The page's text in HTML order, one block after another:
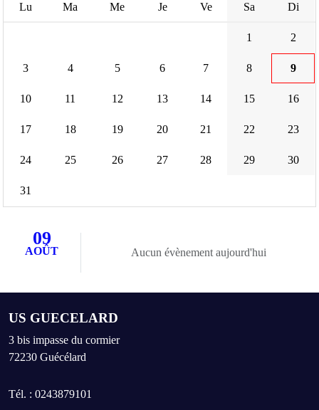
Lu Ma Me Je Ve Sa Di
1 2
3 4 5 6 7 8 9
10 11 12 13 14 15 16
17 18 19 20 21 22 23
24 25 26 27 28 29 30
31
09
AOÛT Aucun évènement aujourd'hui
US GUECELARD
3 bis impasse du cormier
72230 Guécélard
Tél. : 0243879101